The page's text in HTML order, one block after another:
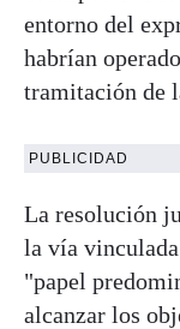
entorno del
habrían
tramitación de
PUBLICIDAD
La resolución
la vía
"papel
alcanzar los